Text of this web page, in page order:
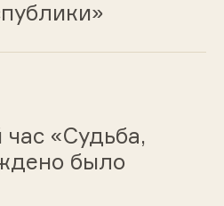
«Судьба,
было